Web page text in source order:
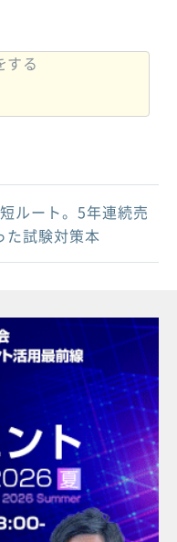
ルート。5年連続売
試験対策本